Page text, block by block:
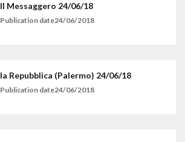
Il Messaggero 24/06/18
Publication date24/06/2018
la Repubblica (Palermo) 24/06/18
Publication date24/06/2018